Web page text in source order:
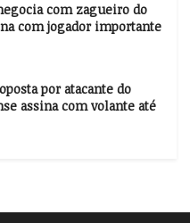
com zagueiro do
com jogador importante
por atacante do
assina com volante até